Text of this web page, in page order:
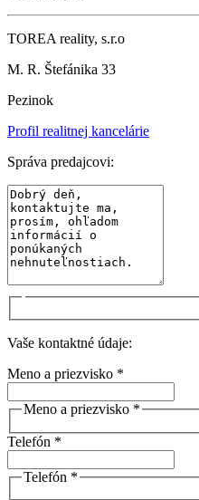
TOREA reality, s.r.o
M. R. Štefánika 33
Pezinok
Profil realitnej kancelárie
Správa predajcovi:
Vaše kontaktné údaje:
Meno a priezvisko *
Meno a priezvisko *
Telefón *
Telefón *